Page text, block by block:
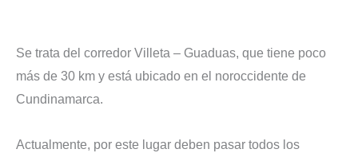
Se trata del corredor Villeta – Guaduas, que tiene poco
más de 30 km y está ubicado en el noroccidente de
Cundinamarca.
Actualmente, por este lugar deben pasar todos los